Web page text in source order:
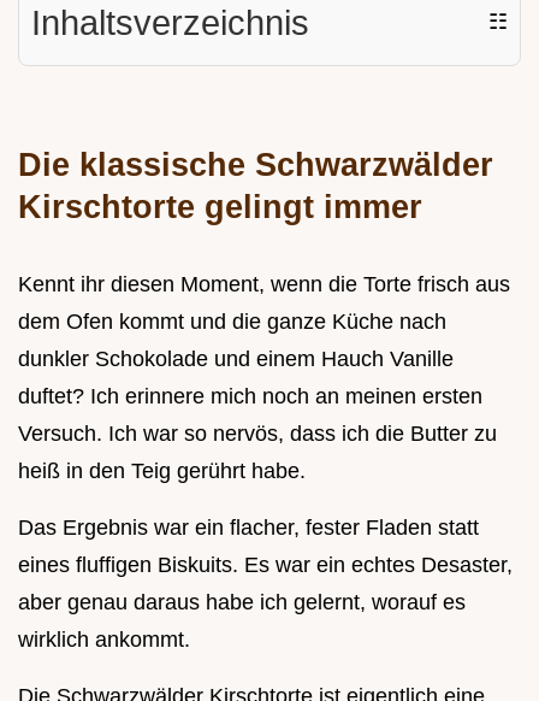
Inhaltsverzeichnis ☷
Die klassische Schwarzwälder
Kirschtorte gelingt immer
Kennt ihr diesen Moment, wenn die Torte frisch aus
dem Ofen kommt und die ganze Küche nach
dunkler Schokolade und einem Hauch Vanille
duftet? Ich erinnere mich noch an meinen ersten
Versuch. Ich war so nervös, dass ich die Butter zu
heiß in den Teig gerührt habe.
Das Ergebnis war ein flacher, fester Fladen statt
eines fluffigen Biskuits. Es war ein echtes Desaster,
aber genau daraus habe ich gelernt, worauf es
wirklich ankommt.
Die Schwarzwälder Kirschtorte ist eigentlich eine